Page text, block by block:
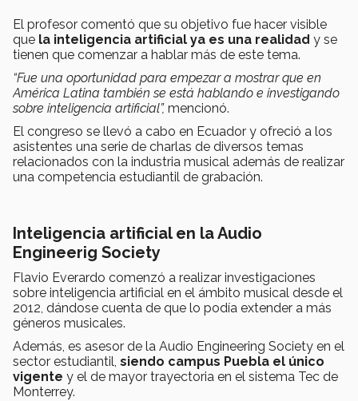
El profesor comentó que su objetivo fue hacer visible
que la inteligencia artificial ya es una realidad y se
tienen que comenzar a hablar más de este tema.
“Fue una oportunidad para empezar a mostrar que en
América Latina también se está hablando e investigando
sobre inteligencia artificial”, mencionó.
El congreso se llevó a cabo en Ecuador y ofreció a los
asistentes una serie de charlas de diversos temas
relacionados con la industria musical además de realizar
una competencia estudiantil de grabación.
Inteligencia artificial en la Audio
Engineerig Society
Flavio Everardo comenzó a realizar investigaciones
sobre inteligencia artificial en el ámbito musical desde el
2012, dándose cuenta de que lo podía extender a más
géneros musicales.
Además, es asesor de la Audio Engineering Society en el
sector estudiantil, siendo campus Puebla el único
vigente y el de mayor trayectoria en el sistema Tec de
Monterrey.